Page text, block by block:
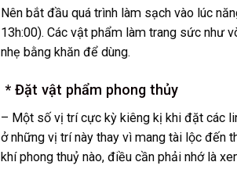
Nên bắt đầu quá trình làm sạch vào lúc
13h:00). Các vật phẩm làm trang sức như
nhẹ bằng khăn để dùng.
* Đặt vật phẩm phong thủy
– Một số vị trí cực kỳ kiêng kị khi đặt các
ở những vị trí này thay vì mang tài lộc đến
khí phong thuỷ nào, điều cần phải nhớ là